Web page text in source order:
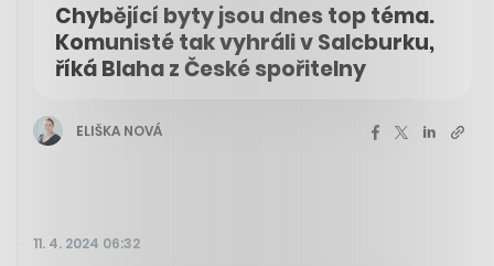
Chybějící byty jsou dnes top téma.
Komunisté tak vyhráli v Salcburku,
říká Blaha z České spořitelny
ELIŠKA NOVÁ
11. 4. 2024 06:32